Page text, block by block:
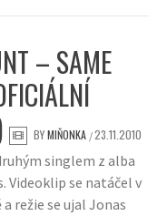
– SAME
BYMIŇONKA /23.11.2010
singlem z alba
Videoklip se natáčel v
režie se ujal Jonas